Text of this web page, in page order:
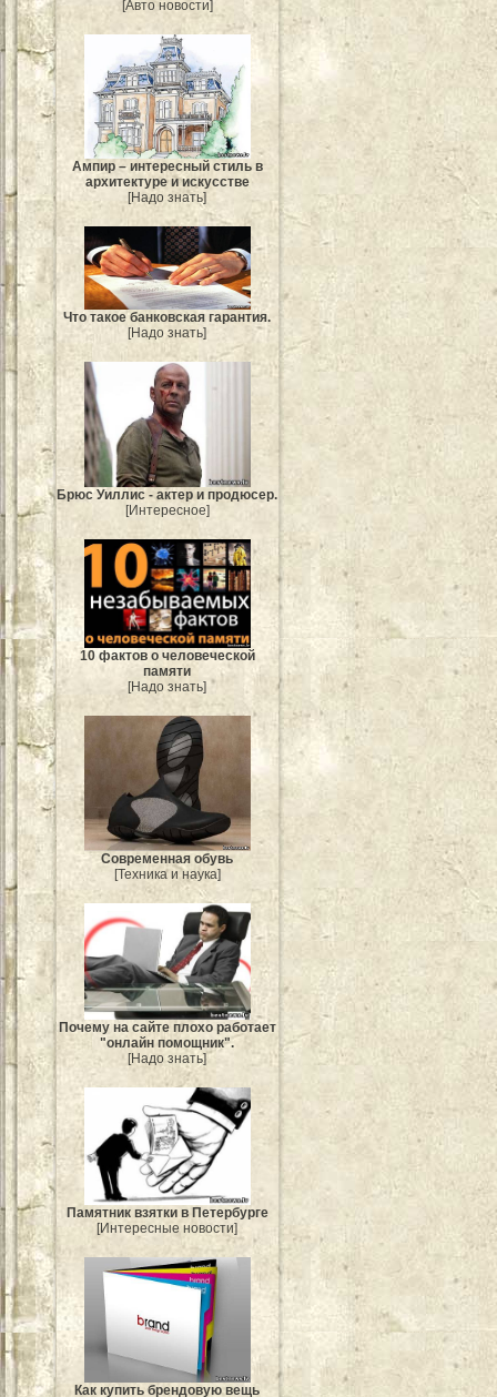
[Авто новости]
Ампир – интересный стиль в
архитектуре и искусстве
[Надо знать]
Что такое банковская гарантия.
[Надо знать]
Брюс Уиллис - актер и продюсер.
[Интересное]
10 фактов о человеческой
памяти
[Надо знать]
Современная обувь
[Техника и наука]
Почему на сайте плохо работает
"онлайн помощник".
[Надо знать]
Памятник взятки в Петербурге
[Интересные новости]
Как купить брендовую вещь